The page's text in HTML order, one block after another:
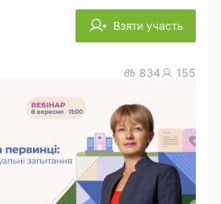
Взяти участь
834 155